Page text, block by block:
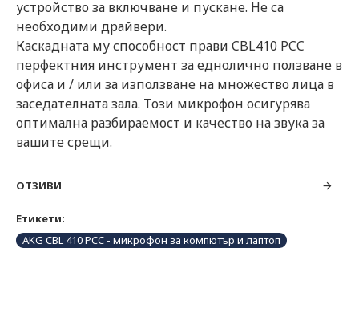
устройство за включване и пускане. Не са
необходими драйвери.
Каскадната му способност прави CBL410 PCC
перфектния инструмент за еднолично ползване в
офиса и / или за използване на множество лица в
заседателната зала. Този микрофон осигурява
оптимална разбираемост и качество на звука за
вашите срещи.
ОТЗИВИ
Етикети:
AKG CBL 410 PCC - микрофон за компютър и лаптоп